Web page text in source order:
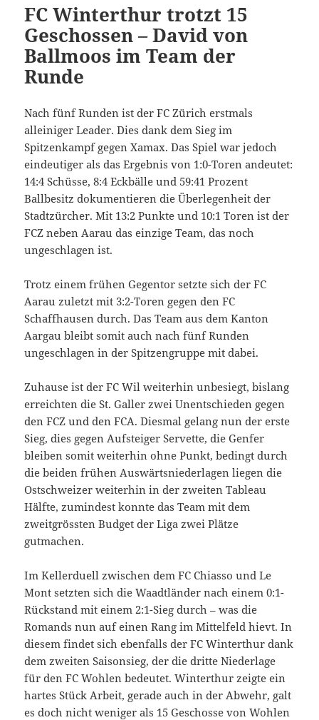
FC Winterthur trotzt 15
Geschossen – David von
Ballmoos im Team der
Runde
Nach fünf Runden ist der FC Zürich erstmals
alleiniger Leader. Dies dank dem Sieg im
Spitzenkampf gegen Xamax. Das Spiel war jedoch
eindeutiger als das Ergebnis von 1:0-Toren andeutet:
14:4 Schüsse, 8:4 Eckbälle und 59:41 Prozent
Ballbesitz dokumentieren die Überlegenheit der
Stadtzürcher. Mit 13:2 Punkte und 10:1 Toren ist der
FCZ neben Aarau das einzige Team, das noch
ungeschlagen ist.
Trotz einem frühen Gegentor setzte sich der FC
Aarau zuletzt mit 3:2-Toren gegen den FC
Schaffhausen durch. Das Team aus dem Kanton
Aargau bleibt somit auch nach fünf Runden
ungeschlagen in der Spitzengruppe mit dabei.
Zuhause ist der FC Wil weiterhin unbesiegt, bislang
erreichten die St. Galler zwei Unentschieden gegen
den FCZ und den FCA. Diesmal gelang nun der erste
Sieg, dies gegen Aufsteiger Servette, die Genfer
bleiben somit weiterhin ohne Punkt, bedingt durch
die beiden frühen Auswärtsniederlagen liegen die
Ostschweizer weiterhin in der zweiten Tableau
Hälfte, zumindest konnte das Team mit dem
zweitgrössten Budget der Liga zwei Plätze
gutmachen.
Im Kellerduell zwischen dem FC Chiasso und Le
Mont setzten sich die Waadtländer nach einem 0:1-
Rückstand mit einem 2:1-Sieg durch – was die
Romands nun auf einen Rang im Mittelfeld hievt. In
diesem findet sich ebenfalls der FC Winterthur dank
dem zweiten Saisonsieg, der die dritte Niederlage
für den FC Wohlen bedeutet. Winterthur zeigte ein
hartes Stück Arbeit, gerade auch in der Abwehr, galt
es doch nicht weniger als 15 Geschosse von Wohlen